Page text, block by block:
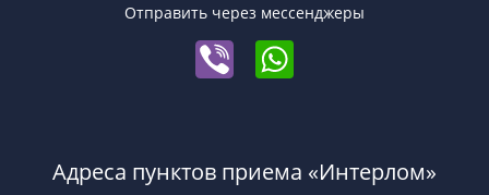
Отправить через мессенджеры
Адреса пунктов приема «Интерлом»